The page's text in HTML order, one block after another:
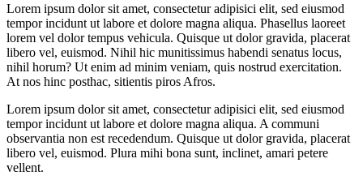
Lorem ipsum dolor sit amet, consectetur adipisici elit, sed eiusmod
tempor incidunt ut labore et dolore magna aliqua. Phasellus laoreet
lorem vel dolor tempus vehicula. Quisque ut dolor gravida, placerat
libero vel, euismod. Nihil hic munitissimus habendi senatus locus,
nihil horum? Ut enim ad minim veniam, quis nostrud exercitation.
At nos hinc posthac, sitientis piros Afros.
Lorem ipsum dolor sit amet, consectetur adipisici elit, sed eiusmod
tempor incidunt ut labore et dolore magna aliqua. A communi
observantia non est recedendum. Quisque ut dolor gravida, placerat
libero vel, euismod. Plura mihi bona sunt, inclinet, amari petere
vellent.